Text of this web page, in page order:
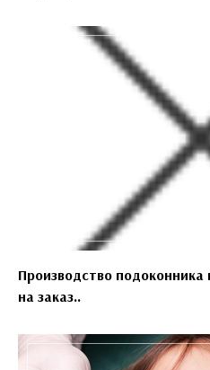
Производство подоконника
на заказ..